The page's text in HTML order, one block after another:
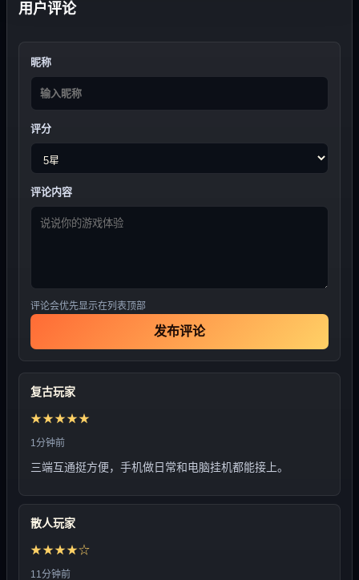
用户评论
昵称
评分
评论内容
评论会优先显示在列表顶部
发布评论
复古玩家
★★★★★
1分钟前
三端互通挺方便，手机做日常和电脑挂机都能接上。
散人玩家
★★★★☆
11分钟前